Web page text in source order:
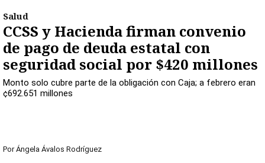
Salud
CCSS y Hacienda firman convenio
de pago de deuda estatal con
seguridad social por $420 millones
Monto solo cubre parte de la obligación con Caja; a febrero eran
¢692.651 millones
Por Ángela Ávalos Rodríguez